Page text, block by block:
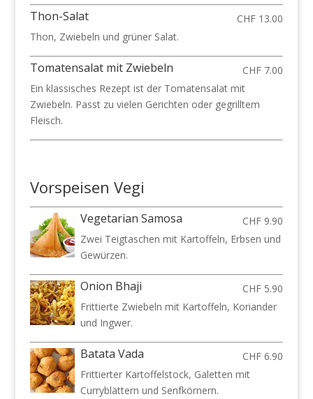
Thon-Salat
CHF 13.00
Thon, Zwiebeln und grüner Salat.
Tomatensalat mit Zwiebeln
CHF 7.00
Ein klassisches Rezept ist der Tomatensalat mit
Zwiebeln. Passt zu vielen Gerichten oder gegrilltem
Fleisch.
Vorspeisen Vegi
Vegetarian Samosa
CHF 9.90
Zwei Teigtaschen mit Kartoffeln, Erbsen und
Gewürzen.
Onion Bhaji
CHF 5.90
Frittierte Zwiebeln mit Kartoffeln, Koriander
und Ingwer.
Batata Vada
CHF 6.90
Frittierter Kartoffelstock, Galetten mit
Curryblättern und Senfkörnern.